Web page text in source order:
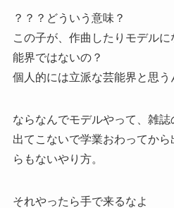
？？？どういう意味？
この子が、作曲したりモデル
能界ではないの？
個人的には立派な芸能界と思う
ならなんでモデルやって、雑
出てこないで学業おわってか
らもないやり方。
それやったら手で来るなよ